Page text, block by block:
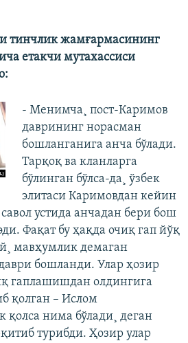
тинчлик жамғармасининг
етакчи мутахассиси
- Менимча¸ пост-Каримов
даврининг норасман
бошланганига анча бўлади.
Тарқоқ ва кланларга
бўлинган бўлса-да¸ ўзбек
элитаси Каримовдан кейин
устида анчадан бери бош
Фақат бу ҳақда очиқ гап йўқ
мавҳумлик демаган
бошланди. Улар ҳозир
гаплашишдан олдингига
қолган – Ислом
қолса нима бўлади¸ деган
турибди. Ҳозир улар